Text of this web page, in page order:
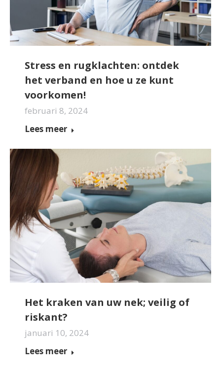
Stress en rugklachten: ontdek
het verband en hoe u ze kunt
voorkomen!
februari 8, 2024
Lees meer
Het kraken van uw nek; veilig of
riskant?
januari 10, 2024
Lees meer